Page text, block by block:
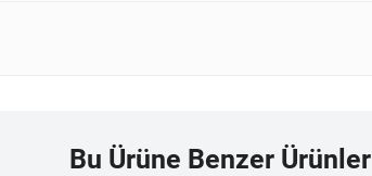
Bu Ürüne Benzer Ürünler